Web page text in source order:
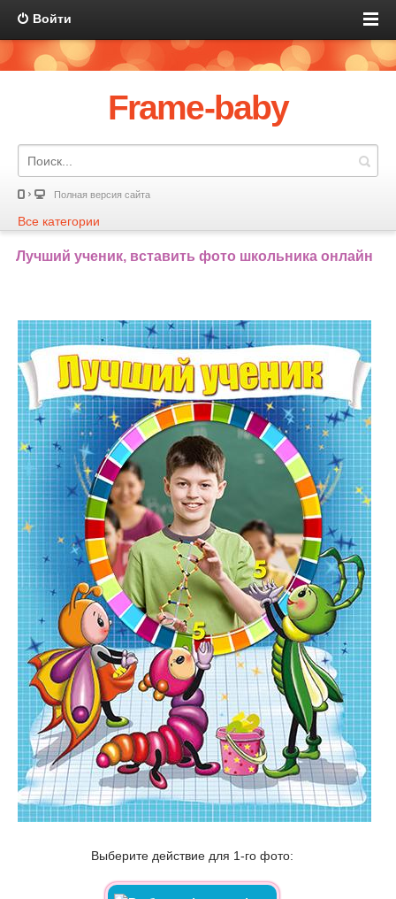
Войти
Frame-baby
Полная версия сайта
Все категории
Лучший ученик, вставить фото школьника онлайн
Выберите действие для 1-го фото: